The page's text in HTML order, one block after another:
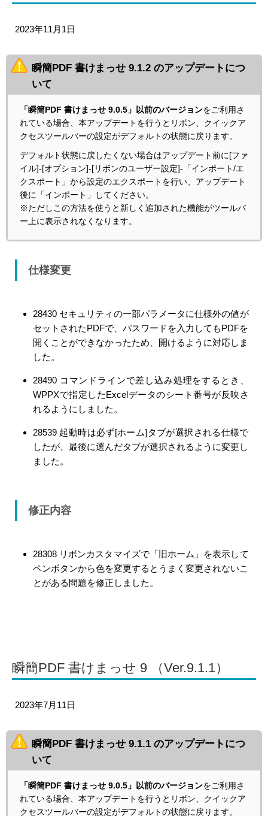
2023年11月1日
瞬簡PDF 書けまっせ 9.1.2 のアップデートにつ
いて
「瞬簡PDF 書けまっせ 9.0.5」以前のバージョンをご利用さ
れている場合、本アップデートを行うとリボン、クイックア
クセスツールバーの設定がデフォルトの状態に戻ります。
デフォルト状態に戻したくない場合はアップデート前に[ファ
イル]-[オプション]-[リボンのユーザー設定]-「インポート/エ
クスポート」から設定のエクスポートを行い、アップデート
後に「インポート」してください。
※ただしこの方法を使うと新しく追加された機能がツールバ
ー上に表示されなくなります。
仕様変更
28430 セキュリティの一部パラメータに仕様外の値が
セットされたPDFで、パスワードを入力してもPDFを
開くことができなかったため、開けるように対応しま
した。
28490 コマンドラインで差し込み処理をするとき、
WPPXで指定したExcelデータのシート番号が反映さ
れるようにしました。
28539 起動時は必ず[ホーム]タブが選択される仕様で
したが、最後に選んだタブが選択されるように変更し
ました。
修正内容
28308 リボンカスタマイズで「旧ホーム」を表示して
ペンボタンから色を変更するとうまく変更されないこ
とがある問題を修正しました。
瞬簡PDF 書けまっせ 9 （Ver.9.1.1）
2023年7月11日
瞬簡PDF 書けまっせ 9.1.1 のアップデートにつ
いて
「瞬簡PDF 書けまっせ 9.0.5」以前のバージョンをご利用さ
れている場合、本アップデートを行うとリボン、クイックア
クセスツールバーの設定がデフォルトの状態に戻ります。